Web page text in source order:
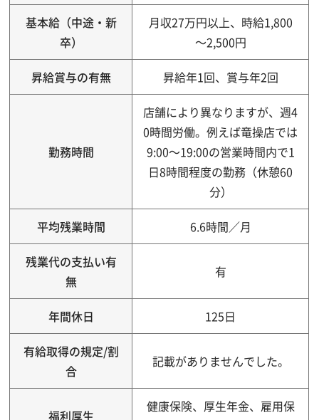
基本給（中途・新
卒）
月収27万円以上、時給1,800
～2,500円
昇給賞与の有無 昇給年1回、賞与年2回
勤務時間
店舗により異なりますが、週4
0時間労働。例えば竜操店では
9:00～19:00の営業時間内で1
日8時間程度の勤務（休憩60
分）
平均残業時間 6.6時間／月
残業代の支払い有
無
有
年間休日 125日
有給取得の規定/割
合
記載がありませんでした。
福利厚生
健康保険、厚生年金、雇用保